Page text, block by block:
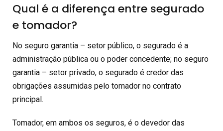
Qual é a diferença entre segurado
e tomador?
No seguro garantia – setor público, o segurado é a
administração pública ou o poder concedente; no seguro
garantia – setor privado, o segurado é credor das
obrigações assumidas pelo tomador no contrato
principal.
Tomador, em ambos os seguros, é o devedor das